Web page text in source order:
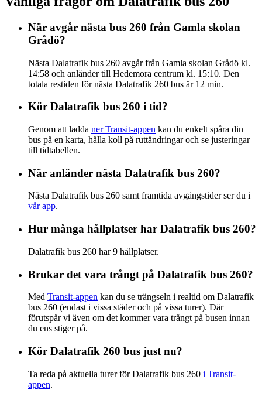
När avgår nästa bus 260 från Gamla skolan
Grådö?
Nästa Dalatrafik bus 260 avgår från Gamla skolan Grådö kl.
14:58 och anländer till Hedemora centrum kl. 15:10. Den
totala restiden för nästa Dalatrafik 260 bus är 12 min.
Kör Dalatrafik bus 260 i tid?
Genom att ladda ner Transit-appen kan du enkelt spåra din
bus på en karta, hålla koll på ruttändringar och se justeringar
till tidtabellen.
När anländer nästa Dalatrafik bus 260?
Nästa Dalatrafik bus 260 samt framtida avgångstider ser du i
vår app.
Hur många hållplatser har Dalatrafik bus 260?
Dalatrafik bus 260 har 9 hållplatser.
Brukar det vara trångt på Dalatrafik bus 260?
Med Transit-appen kan du se trängseln i realtid om Dalatrafik
bus 260 (endast i vissa städer och på vissa turer). Där
förutspår vi även om det kommer vara trångt på busen innan
du ens stiger på.
Kör Dalatrafik 260 bus just nu?
Ta reda på aktuella turer för Dalatrafik bus 260 i Transit-
appen.